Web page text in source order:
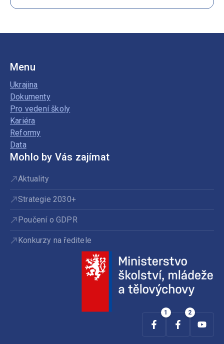
Menu
Ukrajina
Dokumenty
Pro vedení školy
Kariéra
Reformy
Data
Mohlo by Vás zajímat
Aktuality
Strategie 2030+
Poučení o GDPR
Konkurzy na ředitele